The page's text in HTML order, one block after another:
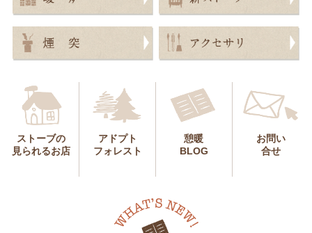
ストーブの
見られるお店
アドプト
フォレスト
憩暖
BLOG
お問い
合せ